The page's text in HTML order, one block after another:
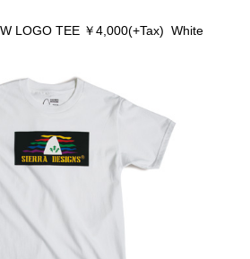
LOGO TEE ￥4,000(+Tax) White